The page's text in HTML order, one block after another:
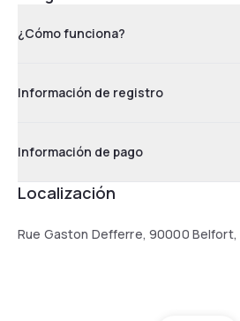
¿Cómo funciona?
Información de registro
Información de pago
Localización
Rue Gaston Defferre, 90000 Belfort,